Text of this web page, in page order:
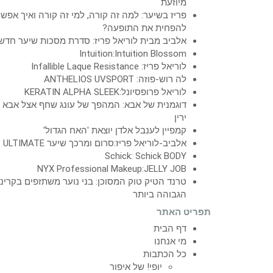
מיוזעת
פריז בשיער: למה זה קורה, למי זה קורה ואיך
להפחית את התופעה?
אלביב מבית לוריאל פריז: סדרת מסכות שיער
Intuition:Intuition Blossom
לוריאל פריז: Infallible Laque Resistance
לה רוש-פוזה: ANTHELIOS UVSPORT
לוריאל פרופסיונל:KERATIN ALPHA SLEEK
דוגמנית של אבא: המהפך של עונג שחף אצל אבא
ירין
קמפיין לענבל אלדן יוצאת 'האח הגדול'
אלביב-לוריאל פריז:סרום ומרכך שיער ULTIMATE
Schick: Schick BODY
NYX Professional Makeup:JELLY JOB
טרנד הטיק טוק המסוכן: בני נוער משתזפים
הגבוהה ביותר
תפריט האתר
דף הבית
מי אנחנו
כל הכתבות
יופי! של איפור